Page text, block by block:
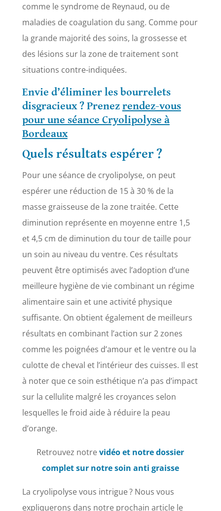
comme le syndrome de Reynaud, ou de
maladies de coagulation du sang. Comme pour
la grande majorité des soins, la grossesse et
des lésions sur la zone de traitement sont
situations contre-indiquées.
Envie d’éliminer les bourrelets
disgracieux ? Prenez rendez-vous
pour une séance Cryolipolyse à
Bordeaux
Quels résultats espérer ?
Pour une séance de cryolipolyse, on peut
espérer une réduction de 15 à 30 % de la
masse graisseuse de la zone traitée. Cette
diminution représente en moyenne entre 1,5
et 4,5 cm de diminution du tour de taille pour
un soin au niveau du ventre. Ces résultats
peuvent être optimisés avec l’adoption d’une
meilleure hygiène de vie combinant un régime
alimentaire sain et une activité physique
suffisante. On obtient également de meilleurs
résultats en combinant l’action sur 2 zones
comme les poignées d’amour et le ventre ou la
culotte de cheval et l’intérieur des cuisses. Il est
à noter que ce soin esthétique n’a pas d’impact
sur la cellulite malgré les croyances selon
lesquelles le froid aide à réduire la peau
d’orange.
Retrouvez notrevidéo et notre dossier
complet sur notre soin anti graisse
La cryolipolyse vous intrigue ? Nous vous
expliquerons dans notre prochain article le